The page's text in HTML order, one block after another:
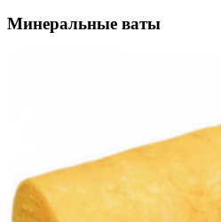
Минеральные ваты